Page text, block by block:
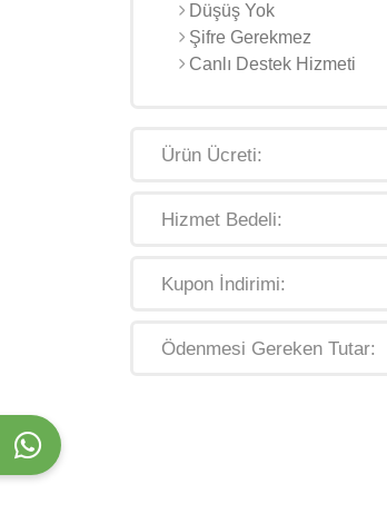
Düşüş Yok
Şifre Gerekmez
Canlı Destek Hizmeti
Ürün Ücreti:
Hizmet Bedeli:
Kupon İndirimi:
Ödenmesi Gereken Tutar: